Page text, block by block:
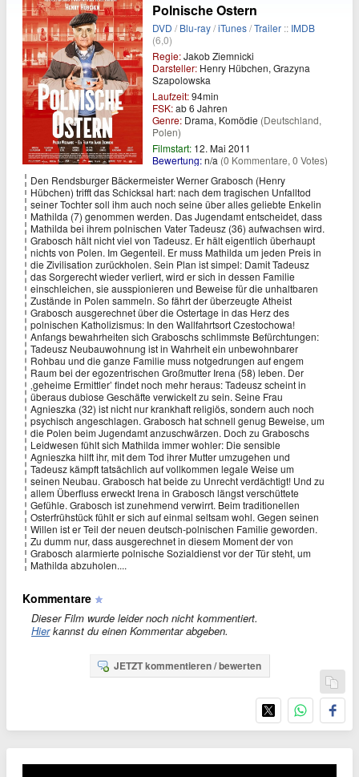
Polnische Ostern
DVD /Blu-ray/iTunes/Trailer :: IMDB
(6,0)
Regie:Jakob Ziemnicki
Darsteller: Henry Hübchen, Grazyna
Szapolowska
Laufzeit:94min
FSK:ab 6 Jahren
Genre: Drama, Komödie (Deutschland,
Polen)
Filmstart: 12. Mai 2011
Bewertung:n/a (0 Kommentare, 0 Votes)
Den Rendsburger Bäckermeister Werner Grabosch (Henry
Hübchen) trifft das Schicksal hart: nach dem tragischen Unfalltod
seiner Tochter soll ihm auch noch seine über alles geliebte Enkelin
Mathilda (7) genommen werden. Das Jugendamt entscheidet, dass
Mathilda bei ihrem polnischen Vater Tadeusz (36) aufwachsen wird.
Grabosch hält nicht viel von Tadeusz. Er hält eigentlich überhaupt
nichts von Polen. Im Gegenteil. Er muss Mathilda um jeden Preis in
die Zivilisation zurückholen. Sein Plan ist simpel: Damit Tadeusz
das Sorgerecht wieder verliert, wird er sich in dessen Familie
einschleichen, sie ausspionieren und Beweise für die unhaltbaren
Zustände in Polen sammeln. So fährt der überzeugte Atheist
Grabosch ausgerechnet über die Ostertage in das Herz des
polnischen Katholizismus: In den Wallfahrtsort Czestochowa!
Anfangs bewahrheiten sich Graboschs schlimmste Befürchtungen:
Tadeusz Neubauwohnung ist in Wahrheit ein unbewohnbarer
Rohbau und die ganze Familie muss notgedrungen auf engem
Raum bei der egozentrischen Großmutter Irena (58) leben. Der
‚geheime Ermittler’ findet noch mehr heraus: Tadeusz scheint in
überaus dubiose Geschäfte verwickelt zu sein. Seine Frau
Agnieszka (32) ist nicht nur krankhaft religiös, sondern auch noch
psychisch angeschlagen. Grabosch hat schnell genug Beweise, um
die Polen beim Jugendamt anzuschwärzen. Doch zu Graboschs
Leidwesen fühlt sich Mathilda immer wohler: Die sensible
Agnieszka hilft ihr, mit dem Tod ihrer Mutter umzugehen und
Tadeusz kämpft tatsächlich auf vollkommen legale Weise um
seinen Neubau. Grabosch hat beide zu Unrecht verdächtigt! Und zu
allem Überfluss erweckt Irena in Grabosch längst verschüttete
Gefühle. Grabosch ist zunehmend verwirrt. Beim traditionellen
Osterfrühstück fühlt er sich auf einmal seltsam wohl. Gegen seinen
Willen ist er Teil der neuen deutsch-polnischen Familie geworden.
Zu dumm nur, dass ausgerechnet in diesem Moment der von
Grabosch alarmierte polnische Sozialdienst vor der Tür steht, um
Mathilda abzuholen....
Kommentare
Dieser Film wurde leider noch nicht kommentiert.
Hierkannst du einen Kommentar abgeben.
JETZT kommentieren / bewerten